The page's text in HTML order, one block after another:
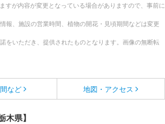
が内容が変更となっている場合がありますので、事前に
、施設の営業時間、植物の開花・見頃期間などは変更
をいただき、提供されたものとなります。画像の無断転
など 地図・アクセス
県】